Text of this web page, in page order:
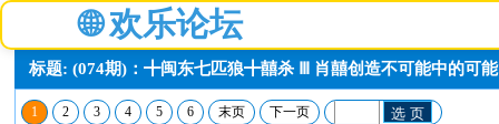
🌐 欢乐论坛
标题: (074期)：╋闽东七匹狼╋囍杀 Ⅲ 肖囍创造不可能中的可能
1 2 3 4 5 6 末页 下一页 选 页